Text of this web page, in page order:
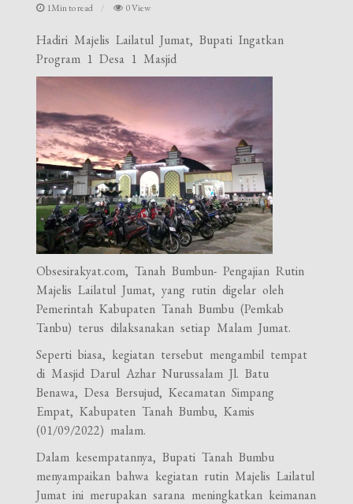
1Min to read 0 View
Hadiri Majelis Lailatul Jumat, Bupati Ingatkan
Program 1 Desa 1 Masjid
Obsesirakyat.com, Tanah Bumbun- Pengajian Rutin
Majelis Lailatul Jumat, yang rutin digelar oleh
Pemerintah Kabupaten Tanah Bumbu (Pemkab
Tanbu) terus dilaksanakan setiap Malam Jumat.
Seperti biasa, kegiatan tersebut mengambil tempat
di Masjid Darul Azhar Nurussalam Jl. Batu
Benawa, Desa Bersujud, Kecamatan Simpang
Empat, Kabupaten Tanah Bumbu, Kamis
(01/09/2022) malam.
Dalam kesempatannya, Bupati Tanah Bumbu
menyampaikan bahwa kegiatan rutin Majelis Lailatul
Jumat ini merupakan sarana meningkatkan keimanan